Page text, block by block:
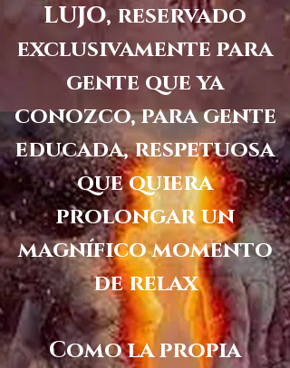
lujo, reservado
exclusivamente para
gente que ya
conozco, para gente
educada, respetuosa
que quiera
prolongar un
magnífico momento
de relax
Como la propia